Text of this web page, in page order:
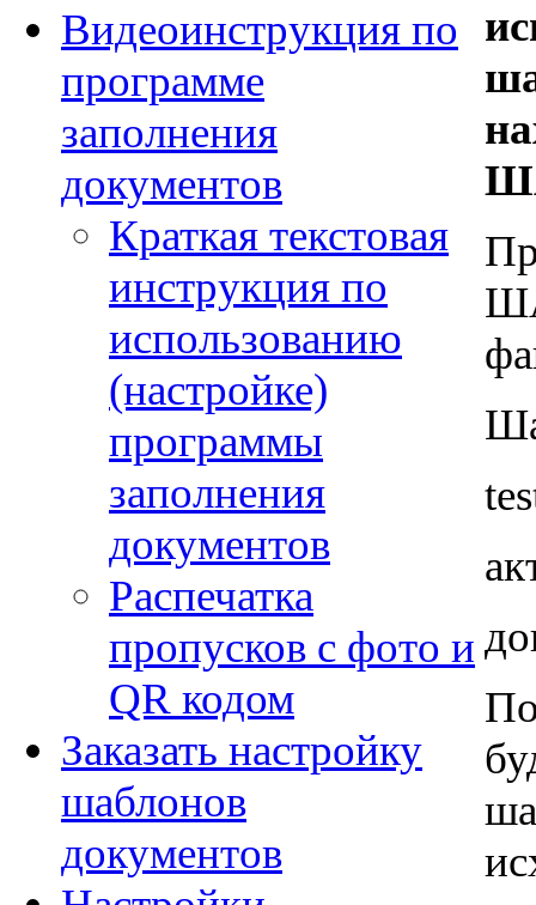
Видеоинструкция по
программе
заполнения
документов
Краткая текстовая
инструкция по
использованию
(настройке)
программы
заполнения
документов
Распечатка
пропусков с фото и
QR кодом
Заказать настройку
шаблонов
документов